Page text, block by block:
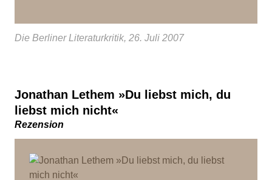
Die Berliner Literaturkritik, 26. Juli 2007
Jonathan Lethem »Du liebst mich, du
liebst mich nicht«
Rezension